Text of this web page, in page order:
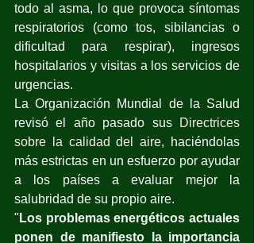
todo al asma, lo que provoca síntomas
respiratorios (como tos, sibilancias o
dificultad para respirar), ingresos
hospitalarios y visitas a los servicios de
urgencias.
La Organización Mundial de la Salud
revisó el año pasado sus
Directrices
sobre la calidad del aire, haciéndolas
más estrictas en un esfuerzo por ayudar
a los países a evaluar mejor la
salubridad de su propio aire.
" Los problemas energéticos actuales
ponen de manifiesto la importancia